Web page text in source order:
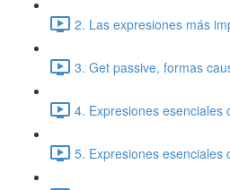
2. Las expresiones más
3. Get passive, formas
4. Expresiones esenciales
5. Expresiones esenciales